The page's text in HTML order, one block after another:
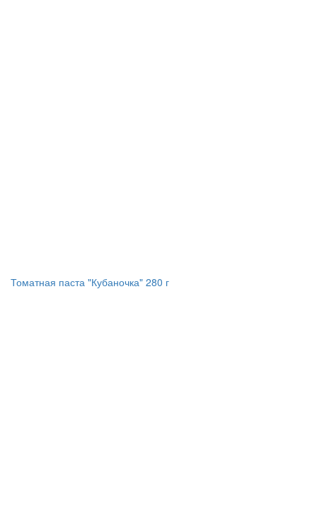
Томатная паста "Кубаночка" 280 г